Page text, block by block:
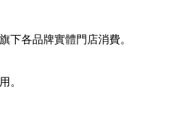
下各品牌實體門店消費。
。